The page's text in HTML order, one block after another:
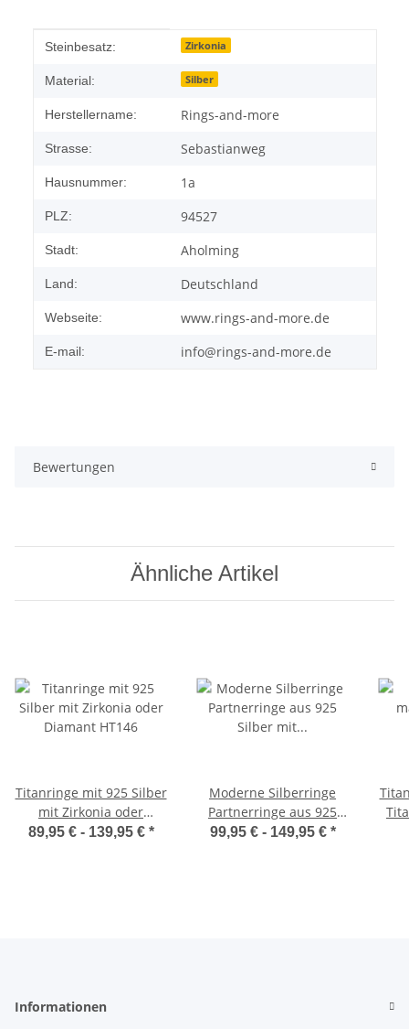
Produkteigenschaft
Wert
Steinbesatz: Zirkonia
Material: Silber
Herstellername: Rings-and-more
Strasse: Sebastianweg
Hausnummer: 1a
PLZ: 94527
Stadt: Aholming
Land: Deutschland
Webseite: www.rings-and-more.de
E-mail: info@rings-and-more.de
Bewertungen
Ähnliche Artikel
Titanringe mit 925 Silber
mit Zirkonia oder
Diamant HT146
89,95 € - 139,95 € *
Moderne Silberringe
Partnerringe aus 925
Silber mit Zirkonia SZ98
99,95 € - 149,95 € *
Informationen